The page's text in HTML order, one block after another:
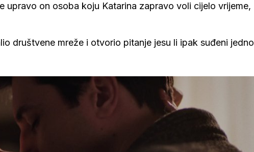
upravo on osoba koju Katarina zapravo voli cijelo vrijeme,
društvene mreže i otvorio pitanje jesu li ipak suđeni jedno